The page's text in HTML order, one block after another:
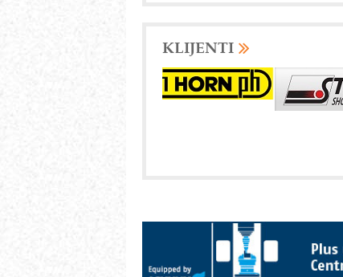
KLIJENTI